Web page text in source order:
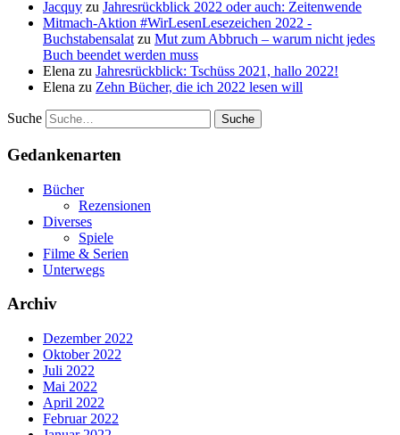
Jacquy zu Jahresrückblick 2022 oder auch: Zeitenwende
Mitmach-Aktion #WirLesenLesezeichen 2022 -
Buchstabensalat zu Mut zum Abbruch – warum nicht jedes
Buch beendet werden muss
Elena zu Jahresrückblick: Tschüss 2021, hallo 2022!
Elena zu Zehn Bücher, die ich 2022 lesen will
Suche
Gedankenarten
Bücher
Rezensionen
Diverses
Spiele
Filme & Serien
Unterwegs
Archiv
Dezember 2022
Oktober 2022
Juli 2022
Mai 2022
April 2022
Februar 2022